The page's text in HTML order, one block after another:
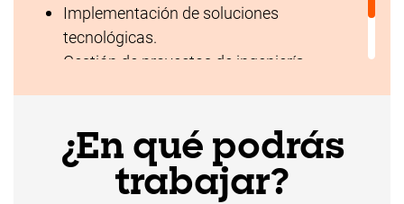
Implementación de soluciones
tecnológicas.
Gestión de proyectos de ingeniería.
¿En qué podrás
trabajar?